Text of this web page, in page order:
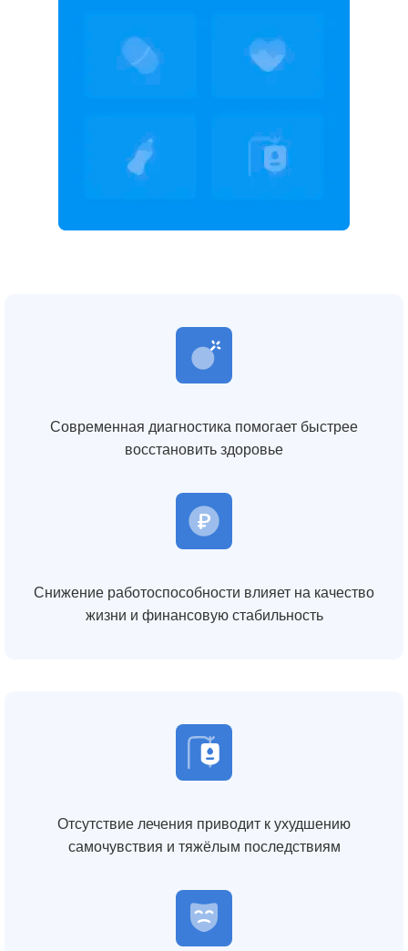
Современная диагностика помогает быстрее
восстановить здоровье
Снижение работоспособности влияет на качество
жизни и финансовую стабильность
Отсутствие лечения приводит к ухудшению
самочувствия и тяжёлым последствиям